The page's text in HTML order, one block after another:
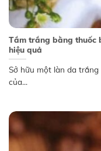
Tắm trắng bằng thuốc
hiệu quả
Sở hữu một làn da
của...